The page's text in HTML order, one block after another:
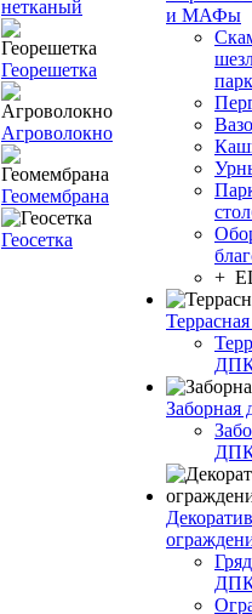
нетканый
Георешетка
Агроволокно
Геомембрана
Геосетка
и МАФы
+
Заборная